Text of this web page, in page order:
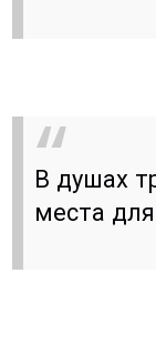
В душах
места